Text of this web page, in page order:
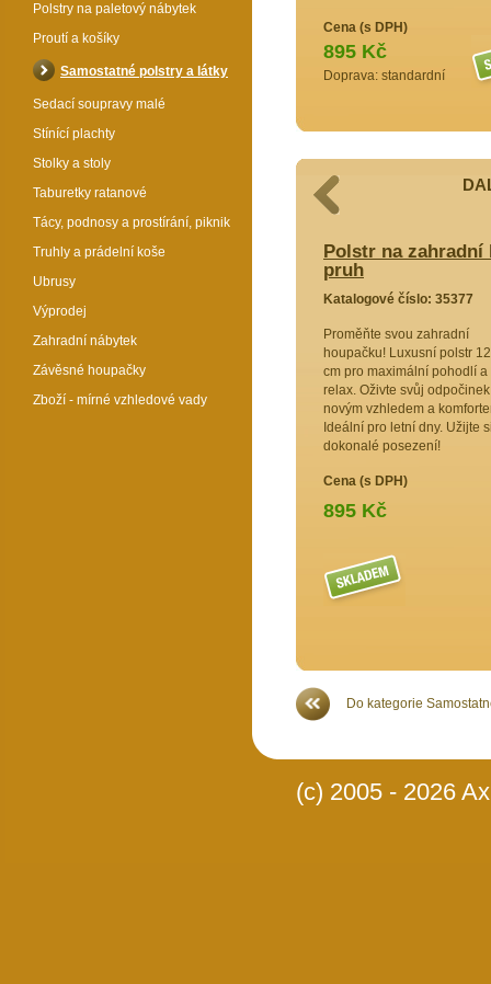
Cena (s DPH)
895 Kč
Doprava: standardní
houpačku 120 cm - látka žlutý
zajistí
pro
Užijte si
Polstr na zahradní
pruh
Katalogové číslo: 35377
Proměňte svou zahradní
houpačku! Luxusní polstr
cm pro maximální pohodlí a
relax. Oživte svůj odpočinek
novým vzhledem a
Ideální pro letní dny. Užijte
dokonalé posezení!
Cena (s DPH)
895 Kč
Do kategorie
(c) 2005 - 2026
Polstry na paletový nábytek
Proutí a košíky
Samostatné polstry a látky
Sedací soupravy malé
Stínící plachty
Stolky a stoly
Taburetky ratanové
Tácy, podnosy a prostírání, piknik
Truhly a prádelní koše
Ubrusy
Výprodej
Zahradní nábytek
Závěsné houpačky
Zboží - mírné vzhledové vady